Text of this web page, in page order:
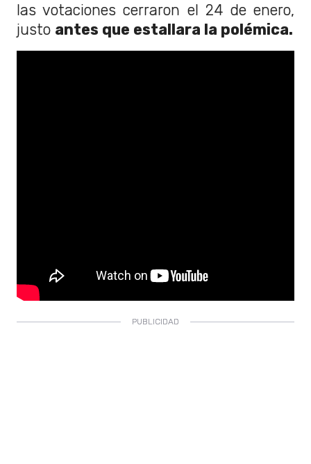
las votaciones cerraron el 24 de enero,
justo antes que estallara la polémica.